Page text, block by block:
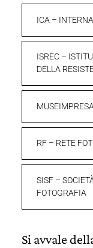
ICA –
ISREC –
DELLA
RF – RETE
SISF –
FOTOGRAFIA
Si avvale